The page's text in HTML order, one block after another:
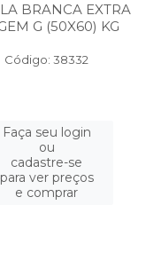
BRANCA EXTRA
G (50X60) KG
Código: 38332
Faça seu login
ou
cadastre-se
para ver preços
e comprar